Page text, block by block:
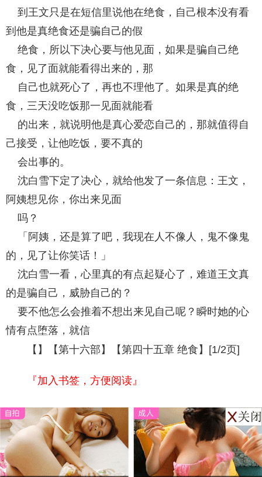
到王文只是在短信里说他在绝食，自己根本没有看
到他是真绝食还是骗自己的假
绝食，所以下决心要与他见面，如果是骗自己绝
食，见了面就能看得出来的，那
自己也就死心了，再也不理他了。如果是真的绝
食，三天没吃饭那一见面就能看
的出来，就说明他是真心爱恋自己的，那就值得自
己接受，让他吃饭，要不真的
会出事的。
沈白雪下定了决心，就给他发了一条信息：王文，
阿姨想见你，你出来见面
吗？
「阿姨，还是算了吧，我现在人不像人，鬼不像鬼
的，见了让你笑话！」
沈白雪一看，心里真的有点起疑心了，难道王文真
的是骗自己，威胁自己的？
要不他怎么会推着不想出来见自己呢？瞬时她的心
情有点堕落，就信
【】【第十六部】【第四十五章 绝食】[1/2页]
『加入书签，方便阅读』